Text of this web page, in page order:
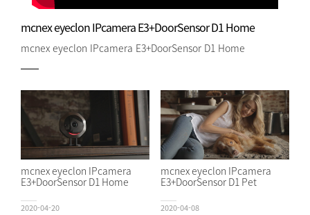
mcnex eyeclon IPcamera E3+DoorSensor D1 Home
mcnex eyeclon IPcamera E3+DoorSensor D1 Home
mcnex eyeclon IPcamera
E3+DoorSensor D1 Home
2020-04-20
mcnex eyeclon IPcamera
E3+DoorSensor D1 Pet
2020-04-08